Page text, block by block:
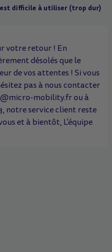
difficile à utiliser (trop dur)
votre retour ! En
désolés que le
de vos attentes ! Si vous
pas à nous contacter
mobility.fr ou à
notre service client reste
et à bientôt, L'équipe